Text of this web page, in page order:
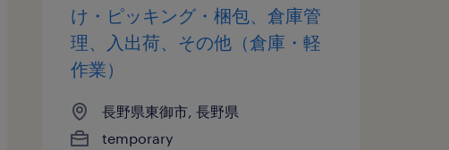
け・ピッキング・梱包、倉庫管
理、入出荷、その他（倉庫・軽
作業）
長野県東御市, 長野県
temporary